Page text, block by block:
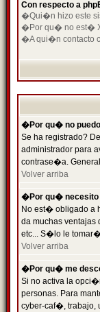
Con respecto a
�Qui�n hizo este
�Por qu� no est�
�A qui�n contacto
�Por qu� no
Se ha registrado?
administrador para
contrase�a.
Volver arriba
�Por qu� necesito
No est� obligado a
da muchas
etc... S�lo le
Volver arriba
�Por qu� me
Si no activa la
personas. Para
cyber-caf�, trabajo,